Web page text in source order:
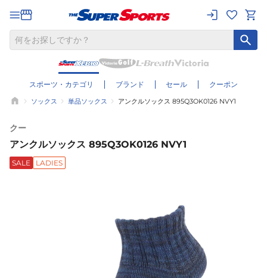
スポーツ・カテゴリ ブランド セール クーポン
ソックス 単品ソックス アンクルソックス 895Q3OK0126 NVY1
クー
アンクルソックス 895Q3OK0126 NVY1
SALE LADIES